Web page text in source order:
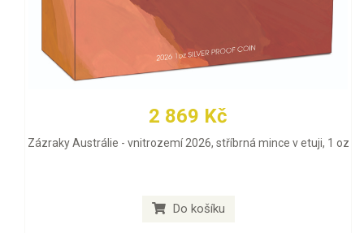
2 869 Kč
Zázraky Austrálie - vnitrozemí 2026, stříbrná mince v etuji, 1 oz
Do košíku